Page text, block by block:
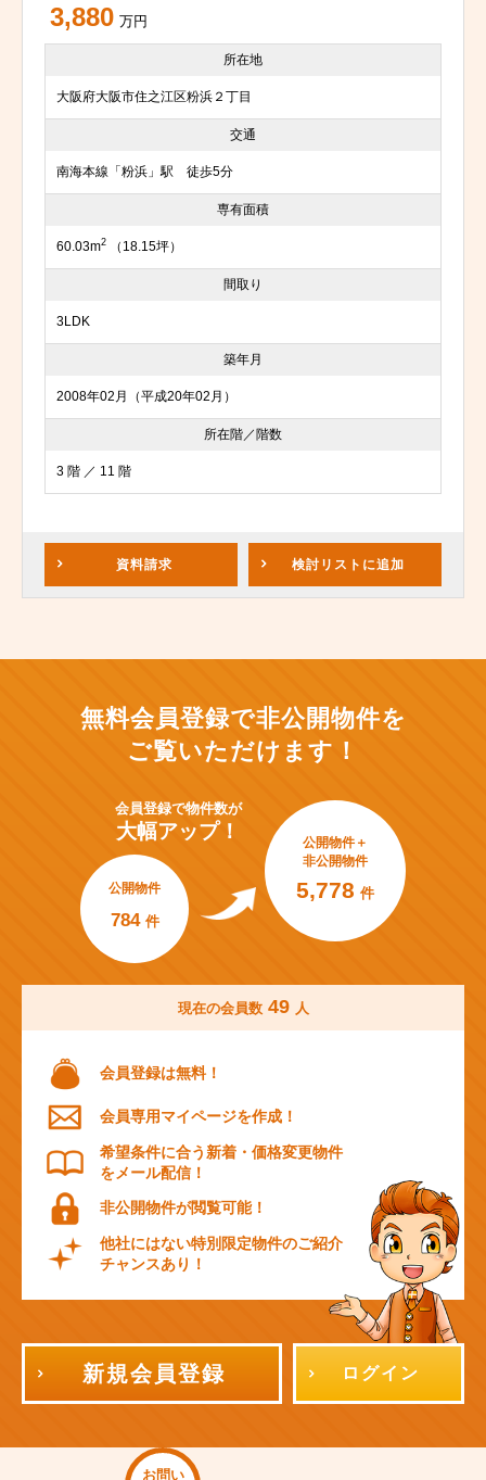
3,880 万円
所在地
大阪府大阪市住之江区粉浜２丁目
交通
南海本線「粉浜」駅 徒歩5分
専有面積
60.03m2 （18.15坪）
間取り
3LDK
築年月
2008年02月（平成20年02月）
所在階／階数
3 階 ／ 11 階
資料請求 検討リスト に追加
無料会員登録で非公開物件を
ご覧いただけます！
会員登録で物件数が
大幅アップ！
公開物件
784 件
公開物件＋
非公開物件
5,778 件
現在の会員数 49 人
会員登録は無料！
会員専用マイページを作成！
希望条件に合う新着・価格変更物件
をメール配信！
非公開物件が閲覧可能！
他社にはない特別限定物件のご紹介
チャンスあり！
新規会員登録 ログイン
お問い